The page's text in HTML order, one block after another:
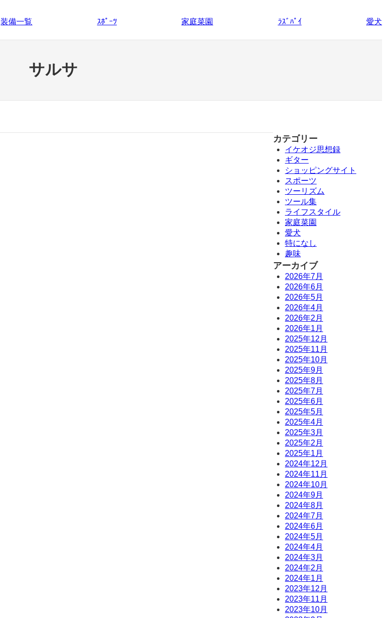
装備一覧 ｽﾎﾟｰﾂ 家庭菜園 ﾗｽﾞﾊﾟｲ 愛犬
サルサ
カテゴリー
イケオジ思想録
ギター
ショッピングサイト
スポーツ
ツーリズム
ツール集
ライフスタイル
家庭菜園
愛犬
特になし
趣味
アーカイブ
2026年7月
2026年6月
2026年5月
2026年4月
2026年2月
2026年1月
2025年12月
2025年11月
2025年10月
2025年9月
2025年8月
2025年7月
2025年6月
2025年5月
2025年4月
2025年3月
2025年2月
2025年1月
2024年12月
2024年11月
2024年10月
2024年9月
2024年8月
2024年7月
2024年6月
2024年5月
2024年4月
2024年3月
2024年2月
2024年1月
2023年12月
2023年11月
2023年10月